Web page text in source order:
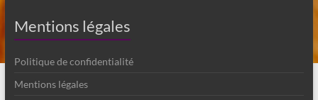
Mentions légales
Politique de confidentialité
Mentions légales